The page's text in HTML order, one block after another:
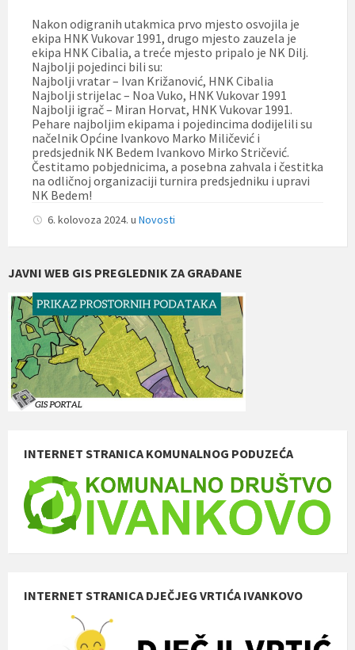
Nakon odigranih utakmica prvo mjesto osvojila je
ekipa HNK Vukovar 1991, drugo mjesto zauzela je
ekipa HNK Cibalia, a treće mjesto pripalo je NK Dilj.
Najbolji pojedinci bili su:
Najbolji vratar – Ivan Križanović, HNK Cibalia
Najbolji strijelac – Noa Vuko, HNK Vukovar 1991
Najbolji igrač – Miran Horvat, HNK Vukovar 1991.
Pehare najboljim ekipama i pojedincima dodijelili su
načelnik Općine Ivankovo Marko Miličević i
predsjednik NK Bedem Ivankovo Mirko Stričević.
Čestitamo pobjednicima, a posebna zahvala i čestitka
na odličnoj organizaciji turnira predsjedniku i upravi
NK Bedem!
6. kolovoza 2024. u Novosti
JAVNI WEB GIS PREGLEDNIK ZA GRAĐANE
INTERNET STRANICA KOMUNALNOG PODUZEĆA
INTERNET STRANICA DJEČJEG VRTIĆA IVANKOVO